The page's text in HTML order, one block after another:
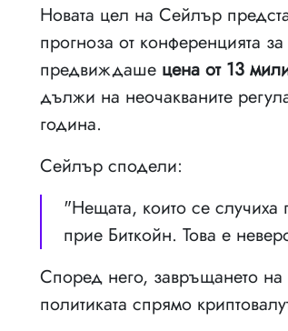
Новата цел на Сейлър
прогноза от конференцията
предвиждаше цена от 13
дължи на неочакваните
година.
Сейлър сподели:
"Нещата, които се
прие Биткойн. Това е
Според него, завръщането
политиката спрямо